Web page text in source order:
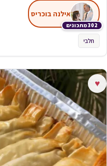
302 מתכונים
אילנה בוכריס
חלבי
♥